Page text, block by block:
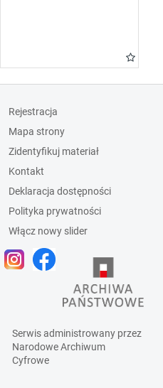
Rejestracja
Mapa strony
Zidentyfikuj materiał
Kontakt
Deklaracja dostępności
Polityka prywatności
Włącz nowy slider
Serwis administrowany przez
Narodowe Archiwum
Cyfrowe